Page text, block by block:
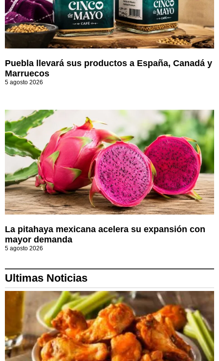
Puebla llevará sus productos a España, Canadá y
Marruecos
5 agosto 2026
La pitahaya mexicana acelera su expansión con
mayor demanda
5 agosto 2026
Ultimas Noticias